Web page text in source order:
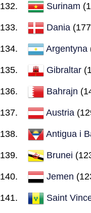
Surinam
Dania
Argentyna
Gibraltar
Bahrajn
Austria
Antigua i
Brunei
Jemen
Saint